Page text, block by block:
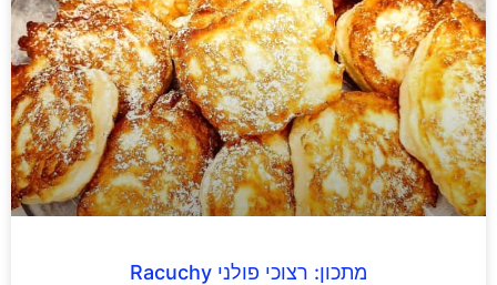
מתכון: רצוכי פולני Racuchy